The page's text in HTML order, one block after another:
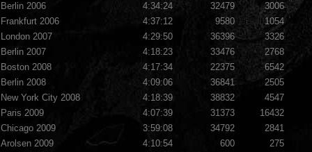
Berlin 2006
4:34:24 32479
3006
Frankfurt 2006
4:37:12 9580
1054
London 2007
4:29:50 36396
3326
Berlin 2007
4:18:23 33476
2768
Boston 2008
4:17:34 22375
6542
Berlin 2008
4:09:06 36841
2505
New York City 2008
4:18:39 38832
4547
Paris 2009
4:07:39 31373
16432
Chicago 2009
3:59:08 34792
2841
Arolsen 2009
4:10:54 600
275